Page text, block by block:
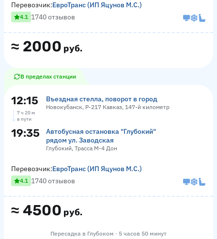
≈ 2000 руб.
Перевозчик:ЕвроТранс (ИП Яцунов М.С.)
4.1 1740 отзывов
В пределах станции
12:15 Въездная стелла, поворот в город
Новокубанск, Р-217 Кавказ, 147-й километр
7 ч 20 м
в пути
19:35
Автобусная остановка "Глубокий"
рядом ул. Заводская
Глубокий, Трасса М-4 Дон
≈ 4500 руб.
Перевозчик:ЕвроТранс (ИП Яцунов М.С.)
4.1 1740 отзывов
Пересадка в Глубоком · 5 часов 50 минут